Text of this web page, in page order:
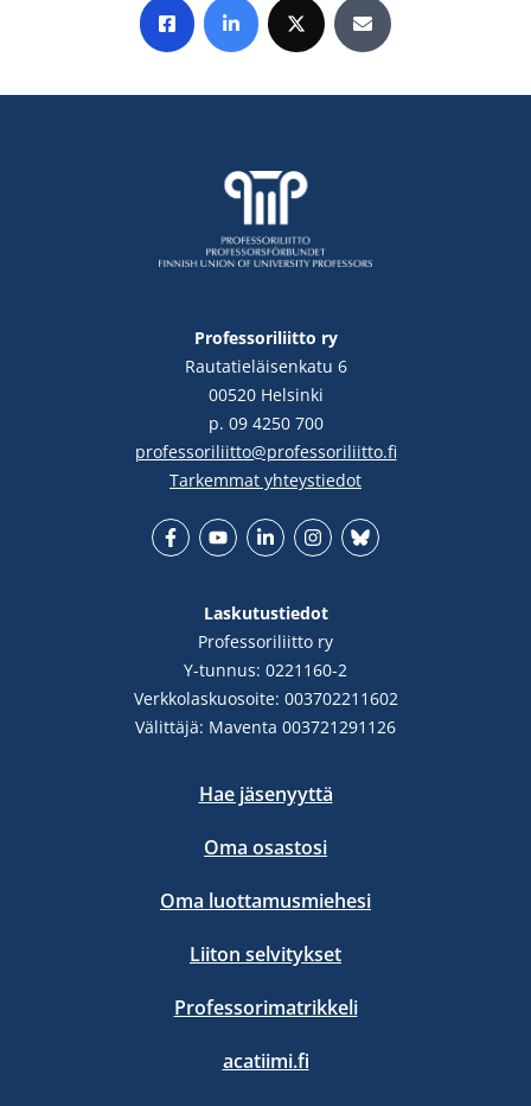
Jaa Facebookissa
Jaa LinkedInissä
Jaa X:ssäJaa sähköpostitse
Professoriliitto ry
Rautatieläisenkatu 6
00520 Helsinki
p. 09 4250 700
professoriliitto@professoriliitto.fi
Tarkemmat yhteystiedot
Laskutustiedot
Professoriliitto ry
Y-tunnus: 0221160-2
Verkkolaskuosoite: 003702211602
Välittäjä: Maventa 003721291126
Hae jäsenyyttä
Oma osastosi
Oma luottamusmiehesi
Liiton selvitykset
Professorimatrikkeli
acatiimi.fi